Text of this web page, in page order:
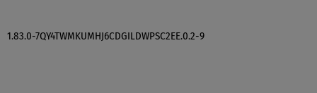
1.83.0-7QY4TWMKUMHJ6CDGILDWPSC2EE.0.2-9